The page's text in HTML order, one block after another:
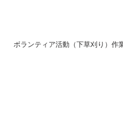
ボランティア活動（下草刈り）作